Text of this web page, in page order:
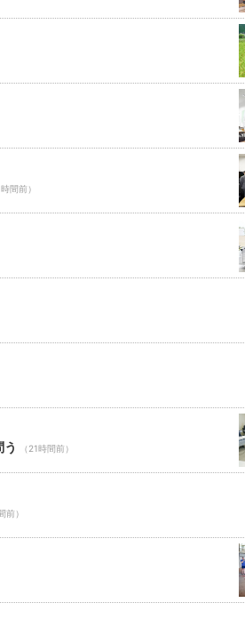
時間前）
（21時間前）
前）